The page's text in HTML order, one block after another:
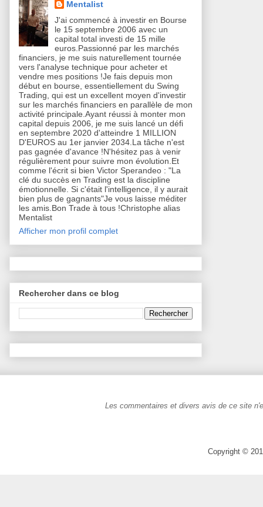
Mentalist
J'ai commencé à investir en Bourse
le 15 septembre 2006 avec un
capital total investi de 15 mille
euros.Passionné par les marchés
financiers, je me suis naturellement tournée
vers l'analyse technique pour acheter et
vendre mes positions !Je fais depuis mon
début en bourse, essentiellement du Swing
Trading, qui est un excellent moyen d'investir
sur les marchés financiers en parallèle de mon
activité principale.Ayant réussi à monter mon
capital depuis 2006, je me suis lancé un défi
en septembre 2020 d'atteindre 1 MILLION
D'EUROS au 1er janvier 2034.La tâche n'est
pas gagnée d'avance !N'hésitez pas à venir
régulièrement pour suivre mon évolution.Et
comme l'écrit si bien Victor Sperandeo : "La
clé du succès en Trading est la discipline
émotionnelle. Si c'était l'intelligence, il y aurait
bien plus de gagnants"Je vous laisse méditer
les amis.Bon Trade à tous !Christophe alias
Mentalist
Afficher mon profil complet
Rechercher dans ce blog
Les commentaires et divers avis de ce site
Copyright ©